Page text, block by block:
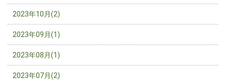
2023年10月(2)
2023年09月(1)
2023年08月(1)
2023年07月(2)